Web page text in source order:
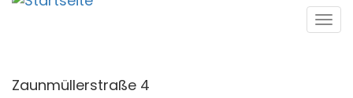
Direkt
Zaunmüllerstraße 4